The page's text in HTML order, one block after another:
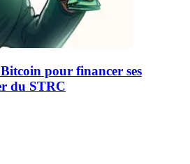
pour financer ses
du STRC